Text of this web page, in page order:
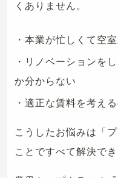
くありません。
・本業が忙しくて空
・リノベーションを
か分からない
・適正な賃料を考え
こうしたお悩みは「
ことですべて解決でき